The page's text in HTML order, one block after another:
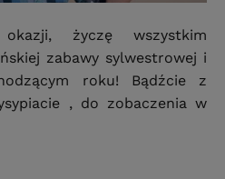
życzę wszystkim
zabawy sylwestrowej i
roku! Bądźcie z
, do zobaczenia w